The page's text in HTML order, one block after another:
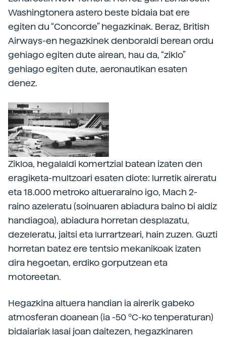
Washingtonera astero beste bidaia bat ere
egiten du “Concorde” hegazkinak. Beraz, British
Airways-en hegazkinek denboraldi berean ordu
gehiago egiten dute airean, hau da, “ziklo”
gehiago egiten dute, aeronautikan esaten
denez.
Zikloa, hegalaldi komertzial batean izaten den
eragiketa-multzoari esaten diote: lurretik aireratu
eta 18.000 metroko altueraraino igo, Mach 2-
raino azeleratu (soinuaren abiadura baino bi aldiz
handiagoa), abiadura horretan desplazatu,
dezeleratu, jaitsi eta lurrartzeari, hain zuzen. Guzti
horretan batez ere tentsio mekanikoak izaten
dira hegoetan, erdiko gorputzean eta
motoreetan.
Hegazkina altuera handian ia airerik gabeko
atmosferan doanean (ia -50 ºC-ko tenperaturan)
bidaiariak lasai joan daitezen, hegazkinaren